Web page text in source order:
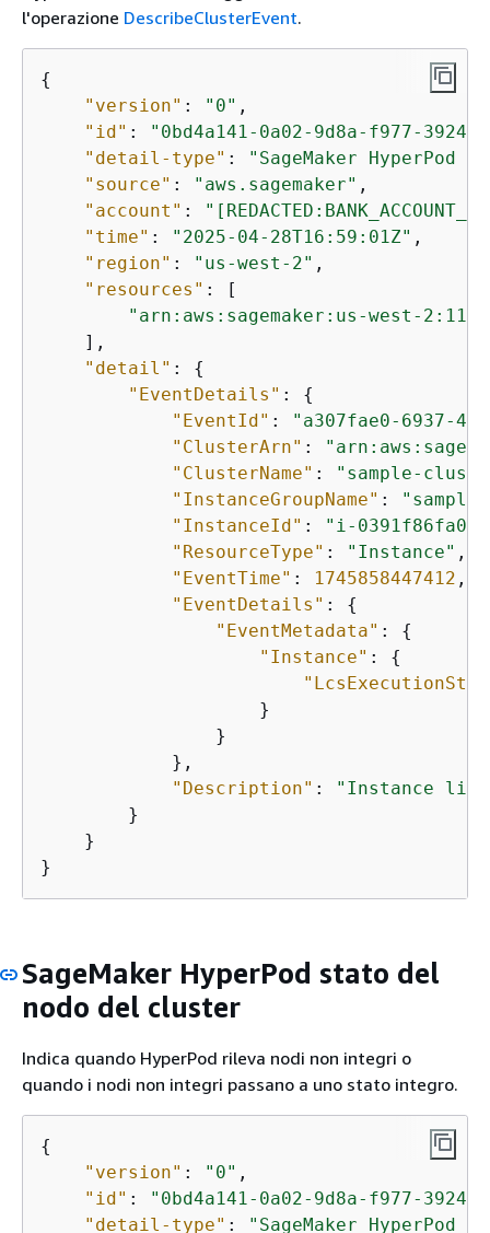
l'operazione DescribeClusterEvent.
{
"version" : "0" ,
"id" :
"0bd4a141-0a02-9d8a-f977-
"detail-type" :
"SageMaker HyperPod
"source" : "aws.sagemaker" ,
"account" :
"time" : "2025-04-28T16:59:01Z" ,
"region" : "us-west-2" ,
"resources" : [
"arn:aws:sagemaker:us-west-
    ],
"detail" : {
"EventDetails" : {
"EventId" :
"a307fae0-6937-
"ClusterArn" :
"ClusterName" :
"sample-
"InstanceGroupName" :
"InstanceId" :
"i-
"ResourceType" : "Instance" ,
"EventTime" : 1745858447412 ,
"EventDetails" : {
"EventMetadata" : {
"Instance" : {
                    }
                }
            },
"Description" :
"Instance
        }
    }
}
SageMaker HyperPod stato del
nodo del cluster
Indica quando HyperPod rileva nodi non integri o
quando i nodi non integri passano a uno stato integro.
{
"version" : "0" ,
"id" :
"0bd4a141-0a02-9d8a-f977-
"detail-type" :
"SageMaker HyperPod